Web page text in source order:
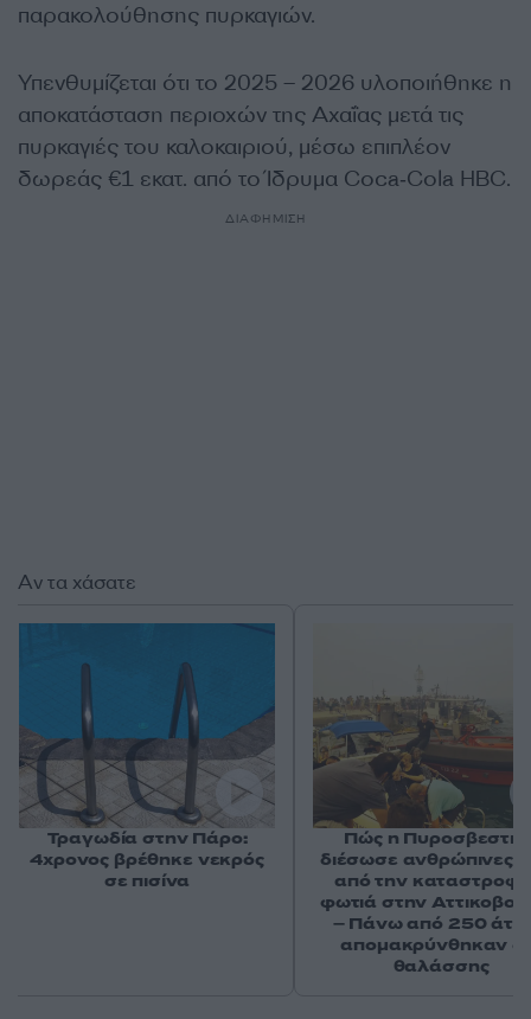
παρακολούθησης πυρκαγιών.
Υπενθυμίζεται ότι το 2025 – 2026 υλοποιήθηκε η
αποκατάσταση περιοχών της Αχαΐας μετά τις
πυρκαγιές του καλοκαιριού, μέσω επιπλέον
δωρεάς €1 εκατ. από το Ίδρυμα Coca‑Cola HBC.
ΔΙΑΦΗΜΙΣΗ
Αν τα χάσατε
Τραγωδία στην Πάρο:
4χρονος βρέθηκε νεκρός
σε πισίνα
Πώς η
διέσωσε ανθρώπινες
από την
φωτιά στην
– Πάνω από 250
απομακρύνθηκαν
θαλάσσης